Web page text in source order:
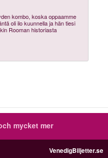
kombo, koska oppaamme
oli ilo kuunnella ja hän tiesi
Rooman historiasta
mycket mer
VenedigBiljetter.se